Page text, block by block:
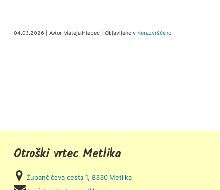
04.03.2026 | Avtor Mateja Hlebec | Objavljeno v Nerazvrščeno
Otroški vrtec Metlika
Župančičeva cesta 1, 8330 Metlika